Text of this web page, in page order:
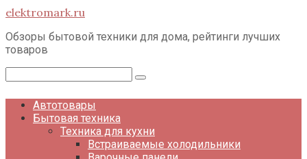
Перейти
контенту
elektromark.ru
Обзоры бытовой техники для дома, рейтинги лучших
товаров
Автотовары
Бытовая техника
Техника для кухни
Встраиваемые холодильники